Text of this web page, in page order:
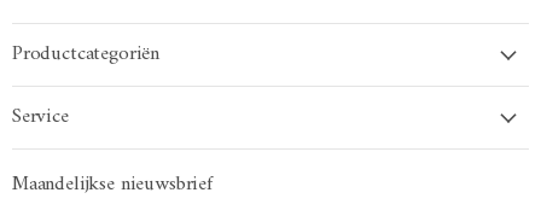
Productcategoriën
Service
Maandelijkse nieuwsbrief